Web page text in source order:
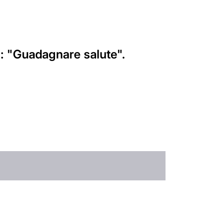
"Guadagnare salute".